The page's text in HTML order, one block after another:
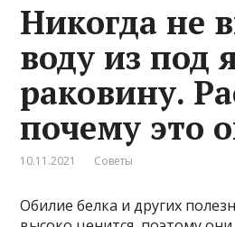
Никогда не
воду из под
раковину.
почему это
10.11.2021 Советы
Обилие белка и других